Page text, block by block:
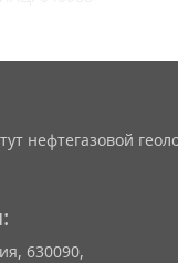
нефтегазовой
630090,